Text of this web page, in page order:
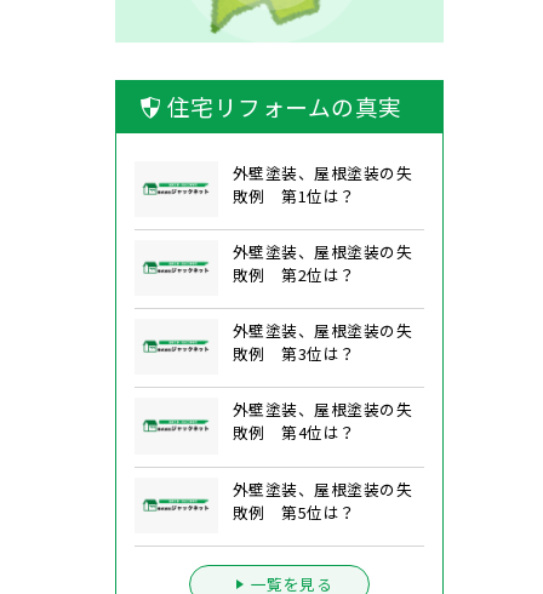
住宅リフォームの真実
外壁塗装、屋根塗装の失
敗例 第1位は？
外壁塗装、屋根塗装の失
敗例 第2位は？
外壁塗装、屋根塗装の失
敗例 第3位は？
外壁塗装、屋根塗装の失
敗例 第4位は？
外壁塗装、屋根塗装の失
敗例 第5位は？
一覧を見る